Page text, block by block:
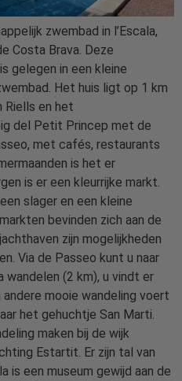
zwembad in l’Escala,
Costa Brava. Deze
gelegen in een kleine
Het huis ligt op 1 km
Riells en het
del Petit Princep met de
met cafés, restaurants
is het er
is er een kleurrijke markt.
slager en een kleine
bevinden zich aan de
zijn mogelijkheden
Via de Passeo kunt u naar
wandelen (2 km), u vindt er
mooie wandeling voert
het gehuchtje San Marti.
maken bij de wijk
Estartit. Er zijn tal van
is een museum gewijd aan de